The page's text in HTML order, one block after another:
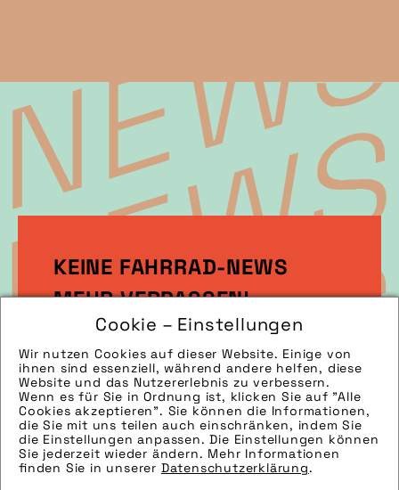
Cookie – Einstellungen
Wir nutzen Cookies auf dieser Website. Einige von
ihnen sind essenziell, während andere helfen, diese
Website und das Nutzererlebnis zu verbessern.
Wenn es für Sie in Ordnung ist, klicken Sie auf "Alle
Cookies akzeptieren". Sie können die Informationen,
die Sie mit uns teilen auch einschränken, indem Sie
die Einstellungen anpassen. Die Einstellungen können
Sie jederzeit wieder ändern. Mehr Informationen
finden Sie in unserer Datenschutzerklärung.
KEINE FAHRRAD-NEWS
MEHR VERPASSEN!
Melden Sie sich gleich zu unserem
Newsletter an!
Jetzt anmelden!